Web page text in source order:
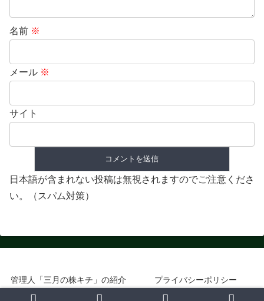
名前 ※
メール ※
サイト
日本語が含まれない投稿は無視されますのでご注意くださ
い。（スパム対策）
管理人「三月の株キチ」の紹介 プライバシーポリシー